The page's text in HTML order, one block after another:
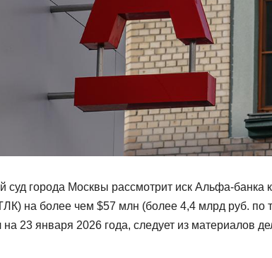
суд города Москвы рассмотрит иск Альфа-банка
на более чем $57 млн (более 4,4 млрд руб. по
на 23 января 2026 года, следует из материалов